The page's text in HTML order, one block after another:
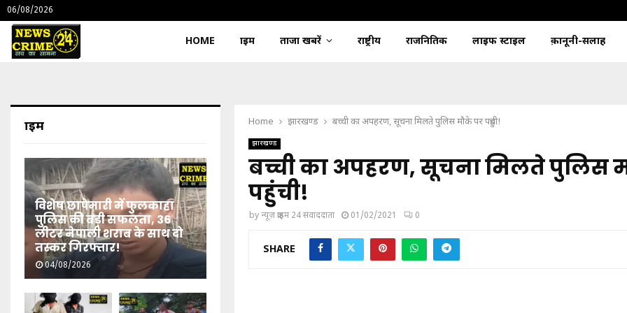
06/08/2026
HOME क्राइम ताजा खबरें राष्ट्रीय राजनितिक लाइफ स्टाइल क़ानूनी-सलाह
Home झारखण्ड बच्ची का अपहरण, सूचना मिलते पुलिस मौके पर पहुंची!
झारखण्ड
बच्ची का अपहरण, सूचना मिलते पुलिस
पहुंची!
byन्यूज़ क्राइम 24 संवाददाता 01/02/2021 0
SHARE
क्राइम
विशेष छापेमारी में फुलकाहा
पुलिस की बड़ी सफलता, 36
लीटर नेपाली शराब के साथ दो
तस्कर गिरफ्तार!
04/08/2026